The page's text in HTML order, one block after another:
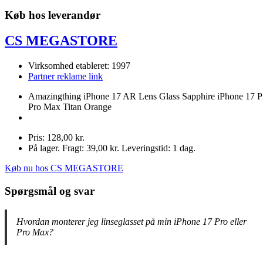
Køb hos leverandør
CS MEGASTORE
Virksomhed etableret: 1997
Partner reklame link
Amazingthing iPhone 17 AR Lens Glass Sapphire iPhone 17
Pro Max Titan Orange
Pris: 128,00 kr.
På lager. Fragt: 39,00 kr. Leveringstid: 1 dag.
Køb nu hos CS MEGASTORE
Spørgsmål og svar
Hvordan monterer jeg linseglasset på min iPhone 17 Pro eller
Pro Max?